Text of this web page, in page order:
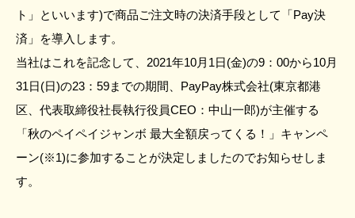
ト」といいます)で商品ご注文時の決済手段として「Pay決
済」を導入します。
当社はこれを記念して、2021年10月1日(金)の9：00から10月
31日(日)の23：59までの期間、PayPay株式会社(東京都港
区、代表取締役社長執行役員CEO：中山一郎)が主催する
「秋のペイペイジャンボ 最大全額戻ってくる！」キャンペ
ーン(※1)に参加することが決定しましたのでお知らせしま
す。